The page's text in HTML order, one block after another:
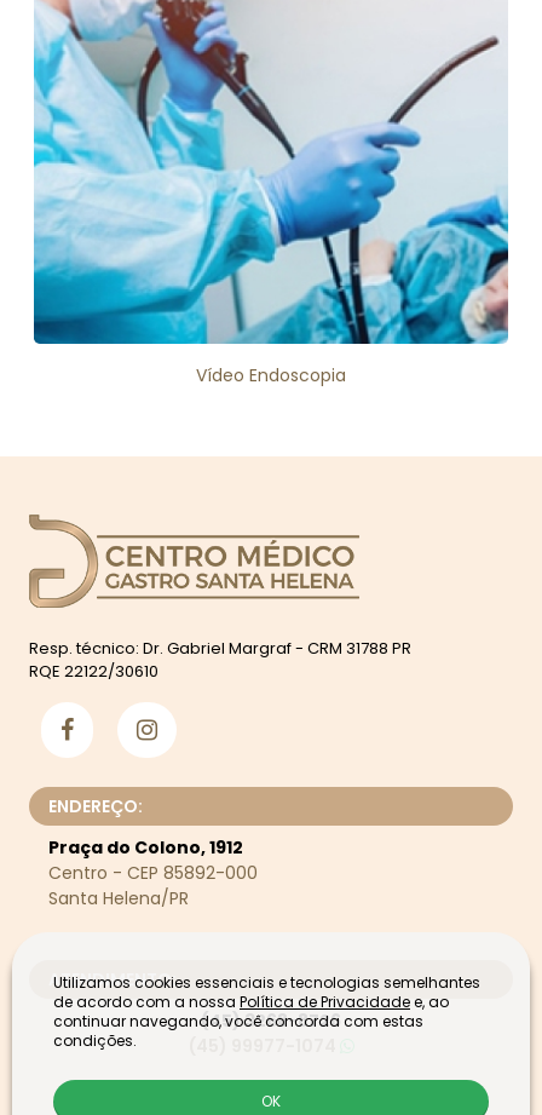
Vídeo Endoscopia
Resp. técnico: Dr. Gabriel Margraf - CRM 31788 PR
RQE 22122/30610
ENDEREÇO:
Praça do Colono, 1912
Centro - CEP 85892-000
Santa Helena/PR
ATENDIMENTO:
(45) 3268-8726
Utilizamos cookies essenciais e tecnologias semelhantes
de acordo com a nossa Política de Privacidadee, ao
continuar navegando, você concorda com estas
condições.
OK